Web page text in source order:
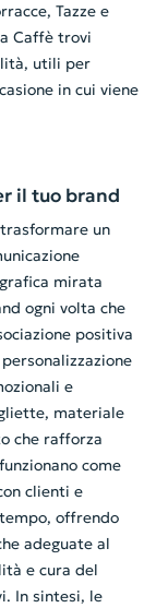
Tazze e
Caffè trovi
utili per
in cui viene
il tuo brand
un
mirata
ogni volta che
positiva
e
materiale
che rafforza
come
clienti e
offrendo
adeguate al
e cura del
In sintesi, le